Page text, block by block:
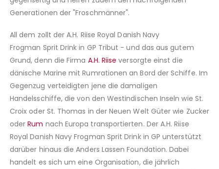
Generationen der "Froschmänner".
All dem zollt der A.H. Riise Royal Danish Navy
Frogman Sprit Drink in GP Tribut - und das aus gutem
Grund, denn die Firma A.H. Riise versorgte einst die
dänische Marine mit Rumrationen an Bord der Schiffe. Im
Gegenzug verteidigten jene die damaligen
Handelsschiffe, die von den Westindischen Inseln wie St.
Croix oder St. Thomas in der Neuen Welt Güter wie Zucker
oderRum nach Europa transportierten. Der A.H. Riise
Royal Danish Navy Frogman Sprit Drink in GP unterstützt
darüber hinaus die Anders Lassen Foundation. Dabei
handelt es sich um eine Organisation, die jährlich